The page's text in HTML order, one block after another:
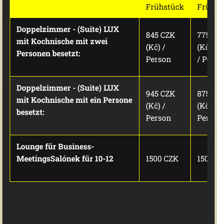
Frühstück
Doppelzimmer - (Suite) LUX
mit Kochnische mit zwei
Personen besetzt:
845 CZK
(Kč) /
Person
775
(Kč)
/
Doppelzimmer - (Suite) LUX
mit Kochnische mit ein Persone
besetzt:
945 CZK
(Kč) /
Person
875
(Kč) /
Lounge für Business-
MeetingsSalónek für10-12 1500 CZK 1500